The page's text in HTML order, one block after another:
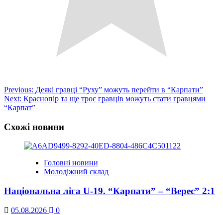
Post
navigation
Previous: Деякі гравці “Руху” можуть перейти в “Карпати”
Next: Краснопір та ще троє гравців можуть стати гравцями
“Карпат”
Схожі новини
Головні новини
Молодіжний склад
Національна ліга U-19. “Карпати” – “Верес” 2:1
05.08.2026 0